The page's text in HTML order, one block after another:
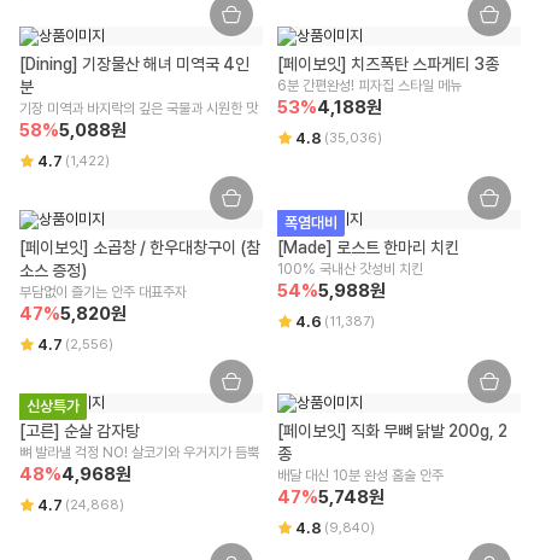
수입식품에 해당하는 경우 "식품위생법에 따른 수입신고를 필함"의 문구
해당사항 없음
소비자상담 관련 전화번호
윙잇 고객센터 : 1599-3108
시간 경과에 따라 상품 등의 가치가 현저히 감소하여 재판매가 불가능한
경우 교환/반품 신청이 어렵습니다.
구매한 상품의 구성품이 누락된 경우(세트 상품,초특가상품 등 포함) 교
기타, 상품의 교환, 상품 결함 등의 보상은 소비자분쟁해결기준(공정거래
위원회 고시)에 의해 안내를 드립니다.
리빙/실온 상품에 한 해 받으신 날부터 7일 이내 교환/반품이 가능하며, 윙
잇 또는 위수탁 업체에 문의가 필요합니다.
사이즈/색상/옵션 등 단순 변심/주문 착오로 인한 교환/반품 비용은 고객
부담입니다.
단, 회수된 상품 상태에 따라 교환/반품 가능 여부가 달라질 수 있는 점 양
해 부탁드립니다.
구매 시 선택한 옵션과 수량 또는 프로모션 적용 여부에 따라 교환/반품 배
송비가 변경될 수 있습니다.
교환/반품(왕복) 배송비 : 8,000원
제주/도서산간 지역은 추가 운임이 발생할 수 있습니다.
주문/결제 취소 안내
주문 취소
주문 상태와 주문 마감 시간에 따라 취소 가능 여부가 달라지며, [배송준비
중] 상태에서는 상품 포장 및 출고 작업이 진행 중이므로 취소가 어려운 점
[Dining] 기장물산 해녀 미역국 4인
분
기장 미역과 바지락의 깊은 국물과 시원한 맛
58%5,088원
4.7 (1,422)
[페이보잇] 치즈폭탄 스파게티 3종
6분 간편완성! 피자집 스타일 메뉴
53%4,188원
4.8 (35,036)
[페이보잇] 소곱창 / 한우대창구이 (참
소스 증정)
부담없이 즐기는 안주 대표주자
47%5,820원
4.7 (2,556)
폭염대비
[Made] 로스트 한마리 치킨
100% 국내산 갓성비 치킨
54%5,988원
4.6 (11,387)
신상특가
[고른] 순살 감자탕
뼈 발라낼 걱정 NO! 살코기와 우거지가 듬뿍
48%4,968원
4.7 (24,868)
[페이보잇] 직화 무뼈 닭발 200g, 2
종
배달 대신 10분 완성 홈술 안주
47%5,748원
4.8 (9,840)